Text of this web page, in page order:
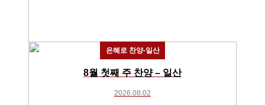
은혜로 찬양-일산
8월 첫째 주 찬양 – 일산
2026.08.02